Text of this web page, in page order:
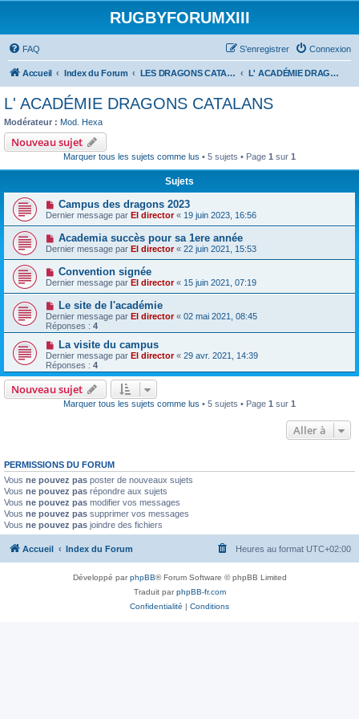
RUGBYFORUMXIII
FAQ Connexion
S’enregistrer
Accueil Index du Forum LES DRAGONS CATALANS L' ACADÉMIE DRAGONS CATALANS
L' ACADÉMIE DRAGONS CATALANS
Modérateur : Mod. Hexa
Nouveau sujet
Marquer tous les sujets comme lus • 5 sujets • Page 1 sur 1
Sujets
Campus des dragons 2023
Dernier message par El director« 19 juin 2023, 16:56
Academia succès pour sa 1ere année
Dernier message par El director« 22 juin 2021, 15:53
Convention signée
Dernier message par El director« 15 juin 2021, 07:19
Le site de l'académie
Dernier message par El director« 02 mai 2021, 08:45
Réponses : 4
La visite du campus
Dernier message par El director« 29 avr. 2021, 14:39
Réponses : 4
Nouveau sujet
Marquer tous les sujets comme lus • 5 sujets • Page 1 sur 1
Aller à
PERMISSIONS DU FORUM
Vous ne pouvez pas poster de nouveaux sujets
Vous ne pouvez pas répondre aux sujets
Vous ne pouvez pas modifier vos messages
Vous ne pouvez pas supprimer vos messages
Vous ne pouvez pas joindre des fichiers
Accueil Index du Forum Heures au format UTC+02:00
Développé parphpBB® Forum Software © phpBB Limited
Traduit parphpBB-fr.com
Confidentialité | Conditions